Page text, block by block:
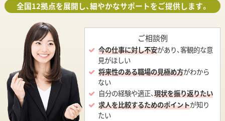
全国12拠点を展開し、細やかなサポートをご提供します。
ご相談例
今の仕事に対し不安があり、客観的な意
見がほしい
将来性のある職場の見極め方がわから
ない
自分の経験や適正、現状を振り返りたい
求人を比較するためのポイントが知り
たい